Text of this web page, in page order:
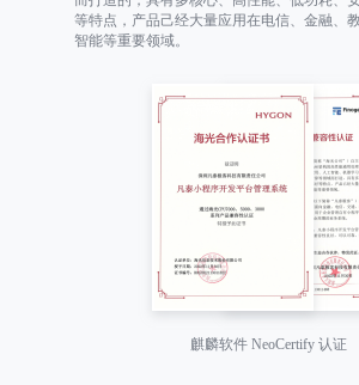
等特点，产品己经大量应用在电信、金融、
智能等重要领域。
麒麟软件 NeoCertify 认证